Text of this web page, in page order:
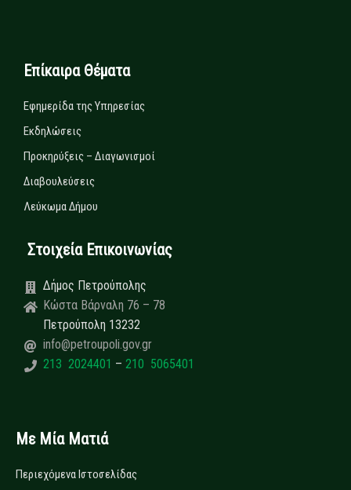
Επίκαιρα Θέματα
Εφημερίδα της Υπηρεσίας
Εκδηλώσεις
Προκηρύξεις – Διαγωνισμοί
Διαβουλεύσεις
Λεύκωμα Δήμου
Στοιχεία Επικοινωνίας
Δήμος Πετρούπολης
Κώστα Βάρναλη 76 – 78
Πετρούπολη 13232
info@petroupoli.gov.gr
213 2024401 – 210 5065401
Με Μία Ματιά
Περιεχόμενα Ιστοσελίδας